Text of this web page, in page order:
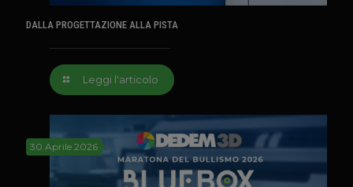
DALLA PROGETTAZIONE ALLA PISTA
Leggi l'articolo
30 Aprile 2026